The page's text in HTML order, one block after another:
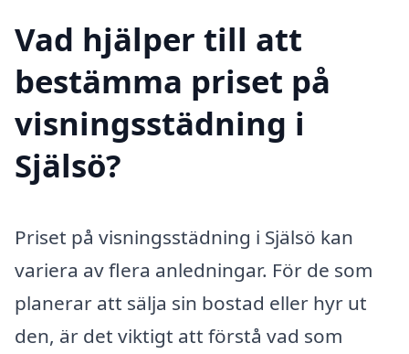
Vad hjälper till att
bestämma priset på
visningsstädning i
Själsö?
Priset på visningsstädning i Själsö kan
variera av flera anledningar. För de som
planerar att sälja sin bostad eller hyr ut
den, är det viktigt att förstå vad som